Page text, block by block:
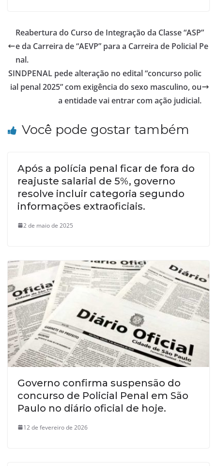
Reabertura do Curso de Integração da Classe “ASP”
e da Carreira de “AEVP” para a Carreira de Policial Pe
nal.
SINDPENAL pede alteração no edital “concurso polic
ial penal 2025” com exigência do sexo masculino, ou
a entidade vai entrar com ação judicial.
Você pode gostar também
Após a polícia penal ficar de fora do
reajuste salarial de 5%, governo
resolve incluir categoria segundo
informações extraoficiais.
2 de maio de 2025
Governo confirma suspensão do
concurso de Policial Penal em São
Paulo no diário oficial de hoje.
12 de fevereiro de 2026